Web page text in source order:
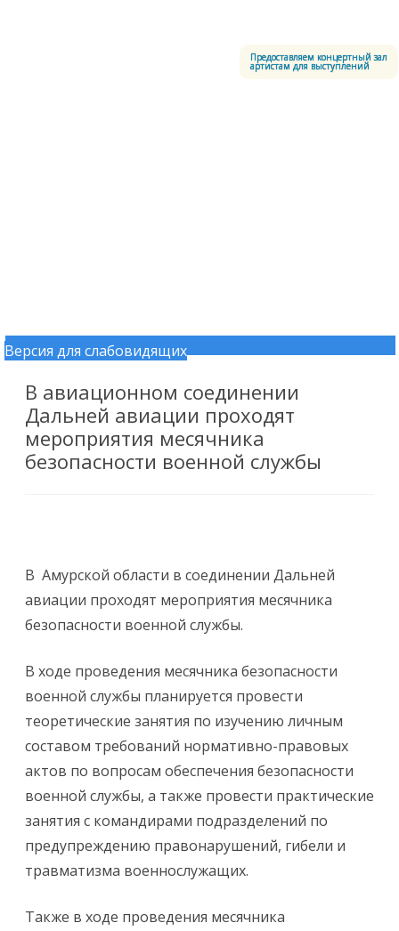
Версия для слабовидящих
Предоставляем концертный зал
артистам для выступлений
Перейти к содержимому
В авиационном соединении
Дальней авиации проходят
мероприятия месячника
безопасности военной службы
В Амурской области в соединении Дальней
авиации проходят мероприятия месячника
безопасности военной службы.
В ходе проведения месячника безопасности
военной службы планируется провести
теоретические занятия по изучению личным
составом требований нормативно-правовых
актов по вопросам обеспечения безопасности
военной службы, а также провести практические
занятия с командирами подразделений по
предупреждению правонарушений, гибели и
травматизма военнослужащих.
Также в ходе проведения месячника